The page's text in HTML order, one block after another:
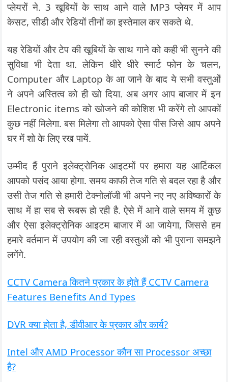
प्लेयरों ने. 3 खूबियों के साथ आने वाले MP3 प्लेयर में आप
केसट, सीडी और रेडियों तीनों का इस्तेमाल कर सकते थे.
यह रेडियों और टेप की खूबियों के साथ गाने को कही भी सुनने की
सुविधा भी देता था. लेकिन धीरे धीरे स्मार्ट फोन के चलन,
Computer और Laptop के आ जाने के बाद ये सभी वस्तुओं
ने अपने अस्तित्व को ही खो दिया. अब अगर आप बाजार में इन
Electronic items को खोजने की कोशिश भी करेंगे तो आपकों
कुछ नहीं मिलेगा. बस मिलेगा तो आपको ऐसा पीस जिसे आप अपने
घर में शो के लिए रख पायें.
उम्मीद हैं पुराने इलेक्ट्रोनिक आइटमों पर हमारा यह आर्टिकल
आपको पसंद आया होगा. समय काफी तेज गति से बदल रहा है और
उसी तेज गति से हमारी टेक्नोलॉजी भी अपने नए नए अविष्कारों के
साथ में हा सब से रूबरू हो रही है. ऐसे में आने वाले समय में कुछ
और ऐसा इलेक्ट्रोनिक आइटम बाजार में आ जायेगा, जिससे हम
हमारे वर्तमान में उपयोग की जा रही वस्तुओं को भी पुराना समझने
लगेंगे.
CCTV Camera कितने प्रकार के होते हैं CCTV Camera
Features Benefits And Types
DVR क्या होता है, डीवीआर के प्रकार और कार्य?
Intel और AMD Processor कौन सा Processor अच्छा
है?